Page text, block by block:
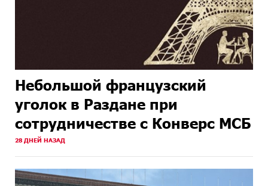
Небольшой французский
уголок в Раздане при
сотрудничестве с Конверс МСБ
28 ДНЕЙ НАЗАД